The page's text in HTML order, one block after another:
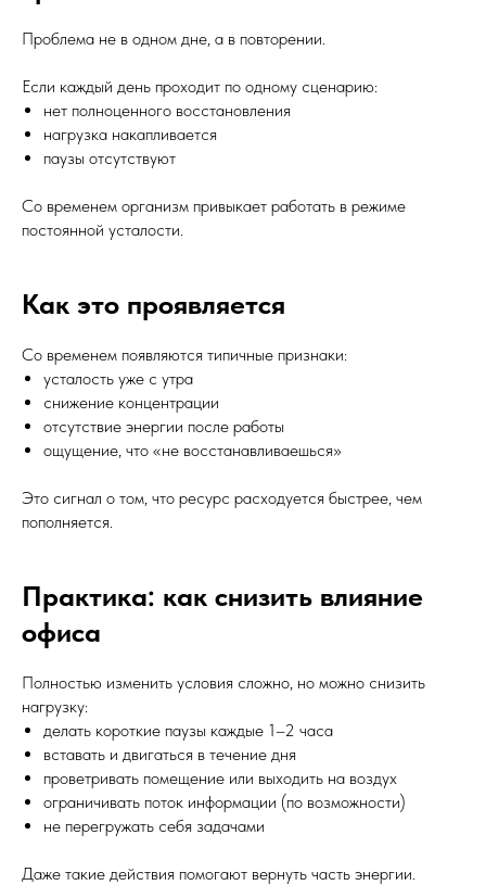
Проблема не в одном дне, а в повторении.
Если каждый день проходит по одному сценарию:
нет полноценного восстановления
нагрузка накапливается
паузы отсутствуют
Со временем организм привыкает работать в режиме
постоянной усталости.
Как это проявляется
Со временем появляются типичные признаки:
усталость уже с утра
снижение концентрации
отсутствие энергии после работы
ощущение, что «не восстанавливаешься»
Это сигнал о том, что ресурс расходуется быстрее, чем
пополняется.
Практика: как снизить влияние
офиса
Полностью изменить условия сложно, но можно снизить
нагрузку:
делать короткие паузы каждые 1–2 часа
вставать и двигаться в течение дня
проветривать помещение или выходить на воздух
ограничивать поток информации (по возможности)
не перегружать себя задачами
Даже такие действия помогают вернуть часть энергии.